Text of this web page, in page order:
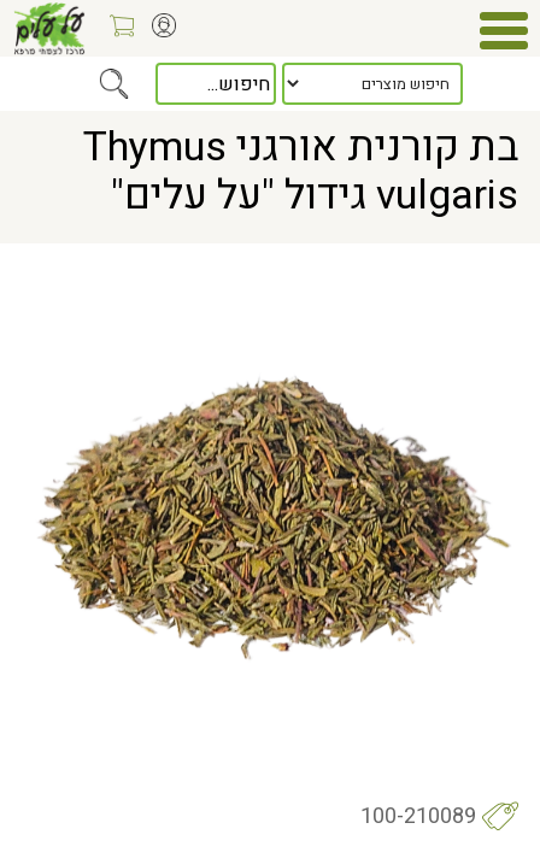
> בת קורנית אורגני Thymus vulgaris גידול "על עלים"
בת קורנית אורגני Thymus
vulgaris גידול "על עלים"
100-210089